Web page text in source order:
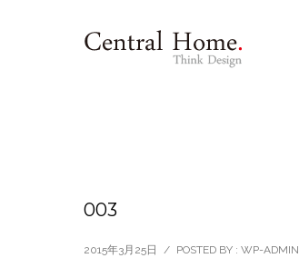
003
2015年3月25日 / POSTED BY : WP-ADMIN